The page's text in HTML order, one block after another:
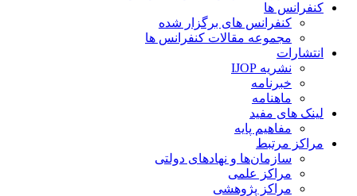
کنفرانس ها
کنفرانس های برگزار شده
مجموعه مقالات کنفرانس ها
انتشارات
نشریه IJOP
خبرنامه
ماهنامه
لینک های مفید
مفاهیم پایه
مراکز مرتبط
سازمان‌ها و نهادهای دولتی
مراکز علمی
مراکز پژوهشی